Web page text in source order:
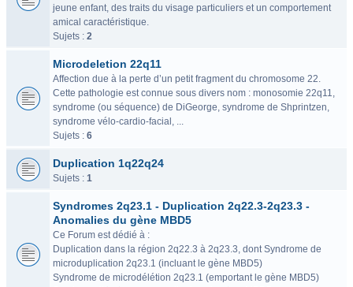
jeune enfant, des traits du visage particuliers et un comportement
amical caractéristique.
Sujets : 2
Microdeletion 22q11
Affection due à la perte d’un petit fragment du chromosome 22.
Cette pathologie est connue sous divers nom : monosomie 22q11,
syndrome (ou séquence) de DiGeorge, syndrome de Shprintzen,
syndrome vélo-cardio-facial, ...
Sujets : 6
Duplication 1q22q24
Sujets : 1
Syndromes 2q23.1 - Duplication 2q22.3-2q23.3 -
Anomalies du gène MBD5
Ce Forum est dédié à :
Duplication dans la région 2q22.3 à 2q23.3, dont Syndrome de
microduplication 2q23.1 (incluant le gène MBD5)
Syndrome de microdélétion 2q23.1 (emportant le gène MBD5)